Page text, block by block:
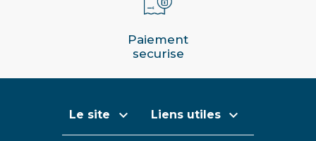
Paiement
securise
Le site  Liens utiles 